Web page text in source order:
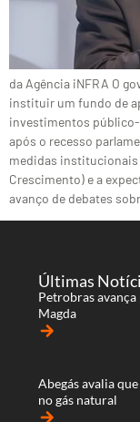
da Agência iNFRA O
instituir um fundo de
investimentos público-
após o recesso
medidas institucionais
Crescimento) e a
avanço de debates
Últimas
Petrobras
Magda
arrow_forward
Abegás avalia
no gás natural